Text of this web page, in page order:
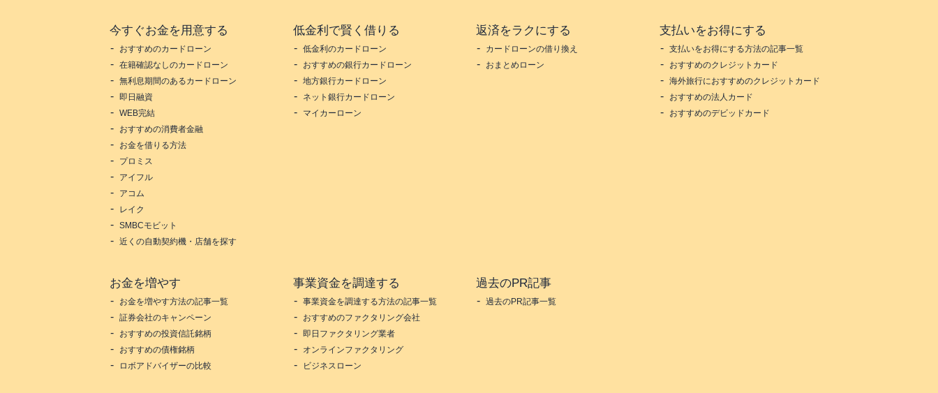
今すぐお金を用意する
おすすめのカードローン
在籍確認なしのカードローン
無利息期間のあるカードローン
即日融資
WEB完結
おすすめの消費者金融
お金を借りる方法
プロミス
アイフル
アコム
レイク
SMBCモビット
近くの自動契約機・店舗を探す
低金利で賢く借りる
低金利のカードローン
おすすめの銀行カードローン
地方銀行カードローン
ネット銀行カードローン
マイカーローン
返済をラクにする
カードローンの借り換え
おまとめローン
支払いをお得にする
支払いをお得にする方法の記事一覧
おすすめのクレジットカード
海外旅行におすすめのクレジットカード
おすすめの法人カード
おすすめのデビッドカード
お金を増やす
お金を増やす方法の記事一覧
証券会社のキャンペーン
おすすめの投資信託銘柄
おすすめの債権銘柄
ロボアドバイザーの比較
事業資金を調達する
事業資金を調達する方法の記事一覧
おすすめのファクタリング会社
即日ファクタリング業者
オンラインファクタリング
ビジネスローン
過去のPR記事
過去のPR記事一覧